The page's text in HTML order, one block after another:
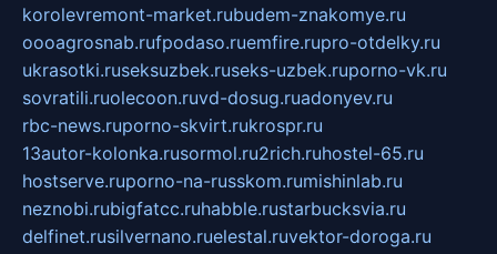
korolevremont-market.rubudem-znakomye.ru
oooagrosnab.rufpodaso.ruemfire.rupro-otdelky.ru
ukrasotki.ruseksuzbek.ruseks-uzbek.ruporno-vk.ru
sovratili.ruolecoon.ruvd-dosug.ruadonyev.ru
rbc-news.ruporno-skvirt.rukrospr.ru
13autor-kolonka.rusormol.ru2rich.ruhostel-65.ru
hostserve.ruporno-na-russkom.rumishinlab.ru
neznobi.rubigfatcc.ruhabble.rustarbucksvia.ru
delfinet.rusilvernano.ruelestal.ruvektor-doroga.ru